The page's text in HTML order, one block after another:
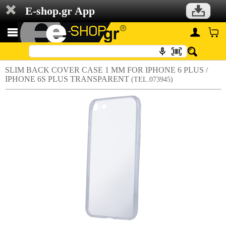
E-shop.gr App
SLIM BACK COVER CASE 1 MM FOR IPHONE 6 PLUS /
IPHONE 6S PLUS TRANSPARENT (TEL.073945)